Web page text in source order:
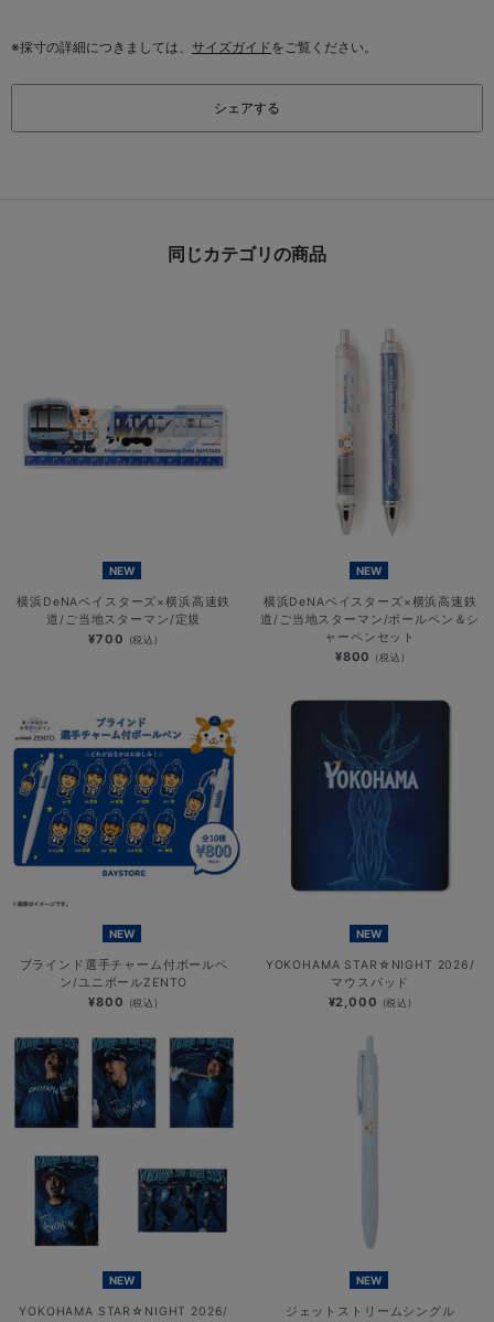
※採寸の詳細につきましては、 サイズガイドをご覧ください。
シェアする
同じカテゴリの商品
NEW
横浜DeNAベイスターズ×横浜高速鉄
道/ご当地スターマン/定規
¥700 (税込)
NEW
横浜DeNAベイスターズ×横浜高速鉄
道/ご当地スターマン/ボールペン＆シ
ャーペンセット
¥800 (税込)
NEW
ブラインド選手チャーム付ボールペ
ン/ユニボールZENTO
¥800 (税込)
NEW
YOKOHAMA STAR☆NIGHT 2026/
マウスパッド
¥2,000 (税込)
NEW
YOKOHAMA STAR☆NIGHT 2026/
NEW
ジェットストリームシングル